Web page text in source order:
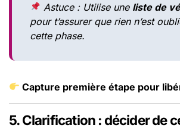
Astuce : Utilise une liste de
pour t’assurer que rien n’est
cette phase.
Capture première étape pour
5. Clarification : décider de